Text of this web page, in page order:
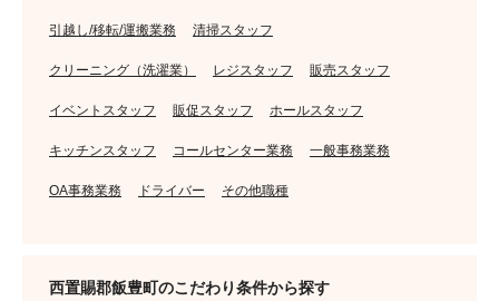
引越し/移転/運搬業務 清掃スタッフ
クリーニング（洗濯業） レジスタッフ 販売スタッフ
イベントスタッフ 販促スタッフ ホールスタッフ
キッチンスタッフ コールセンター業務 一般事務業務
OA事務業務 ドライバー その他職種
西置賜郡飯豊町のこだわり条件から探す